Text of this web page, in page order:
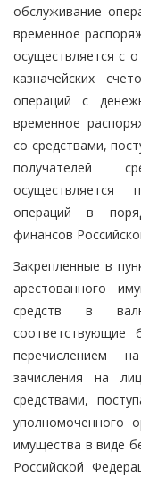
обслуживание
временное
осуществляется с
казначейских
операций с
временное
со средствами,
получателей
осуществляется
операций в
финансов
Закрепленные в
арестованного
средств в
соответствующие
перечислением
зачисления на
средствами,
уполномоченного
имущества в виде
Российской